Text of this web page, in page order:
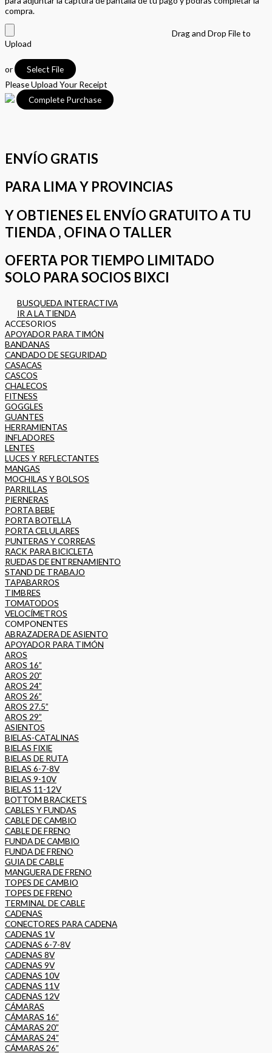
compra.
Drag and Drop File to
Upload
or
Select File
Please Upload Your Receipt
ENVÍO GRATIS
PARA LIMA Y PROVINCIAS
Y OBTIENES EL ENVÍO GRATUITO A TU
TIENDA , OFINA O TALLER
OFERTA POR TIEMPO LIMITADO
SOLO PARA SOCIOS BIXCI
BUSQUEDA INTERACTIVA
IR A LA TIENDA
ACCESORIOS
APOYADOR PARA TIMÓN
BANDANAS
CANDADO DE SEGURIDAD
CASACAS
CASCOS
CHALECOS
FITNESS
GOGGLES
GUANTES
HERRAMIENTAS
INFLADORES
LENTES
LUCES Y REFLECTANTES
MANGAS
MOCHILAS Y BOLSOS
PARRILLAS
PIERNERAS
PORTA BEBE
PORTA BOTELLA
PORTA CELULARES
PUNTERAS Y CORREAS
RACK PARA BICICLETA
RUEDAS DE ENTRENAMIENTO
STAND DE TRABAJO
TAPABARROS
TIMBRES
TOMATODOS
VELOCÍMETROS
COMPONENTES
ABRAZADERA DE ASIENTO
APOYADOR PARA TIMÓN
AROS
AROS 16”
AROS 20”
AROS 24”
AROS 26”
AROS 27.5”
AROS 29”
ASIENTOS
BIELAS-CATALINAS
BIELAS FIXIE
BIELAS DE RUTA
BIELAS 6-7-8V
BIELAS 9-10V
BIELAS 11-12V
BOTTOM BRACKETS
CABLES Y FUNDAS
CABLE DE CAMBIO
CABLE DE FRENO
FUNDA DE CAMBIO
FUNDA DE FRENO
GUIA DE CABLE
MANGUERA DE FRENO
TOPES DE CAMBIO
TOPES DE FRENO
TERMINAL DE CABLE
CADENAS
CONECTORES PARA CADENA
CADENAS 1V
CADENAS 6-7-8V
CADENAS 8V
CADENAS 9V
CADENAS 10V
CADENAS 11V
CADENAS 12V
CÁMARAS
CÁMARAS 16”
CÁMARAS 20”
CÁMARAS 24”
CÁMARAS 26”